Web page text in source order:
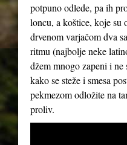
potpuno odlede, pa ih
loncu, a koštice, koje su
drvenom varjačom dva
ritmu (najbolje neke
džem mnogo zapeni i ne
kako se steže i smesa
pekmezom odložite na
proliv.